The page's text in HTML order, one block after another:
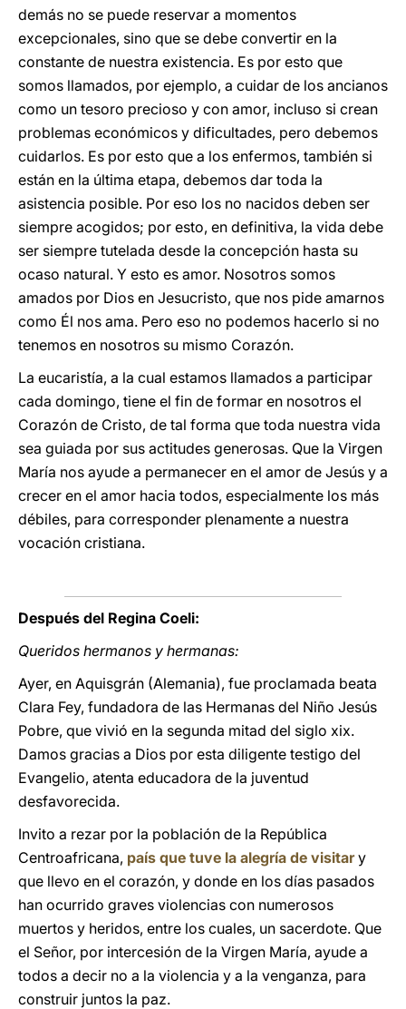
demás no se puede reservar a momentos
excepcionales, sino que se debe convertir en la
constante de nuestra existencia. Es por esto que
somos llamados, por ejemplo, a cuidar de los ancianos
como un tesoro precioso y con amor, incluso si crean
problemas económicos y dificultades, pero debemos
cuidarlos. Es por esto que a los enfermos, también si
están en la última etapa, debemos dar toda la
asistencia posible. Por eso los no nacidos deben ser
siempre acogidos; por esto, en definitiva, la vida debe
ser siempre tutelada desde la concepción hasta su
ocaso natural. Y esto es amor. Nosotros somos
amados por Dios en Jesucristo, que nos pide amarnos
como Él nos ama. Pero eso no podemos hacerlo si no
tenemos en nosotros su mismo Corazón.
La eucaristía, a la cual estamos llamados a participar
cada domingo, tiene el fin de formar en nosotros el
Corazón de Cristo, de tal forma que toda nuestra vida
sea guiada por sus actitudes generosas. Que la Virgen
María nos ayude a permanecer en el amor de Jesús y a
crecer en el amor hacia todos, especialmente los más
débiles, para corresponder plenamente a nuestra
vocación cristiana.
Después del Regina Coeli:
Queridos hermanos y hermanas:
Ayer, en Aquisgrán (Alemania), fue proclamada beata
Clara Fey, fundadora de las Hermanas del Niño Jesús
Pobre, que vivió en la segunda mitad del siglo xix.
Damos gracias a Dios por esta diligente testigo del
Evangelio, atenta educadora de la juventud
desfavorecida.
Invito a rezar por la población de la República
Centroafricana, país que tuve la alegría de visitary
que llevo en el corazón, y donde en los días pasados
han ocurrido graves violencias con numerosos
muertos y heridos, entre los cuales, un sacerdote. Que
el Señor, por intercesión de la Virgen María, ayude a
todos a decir no a la violencia y a la venganza, para
construir juntos la paz.